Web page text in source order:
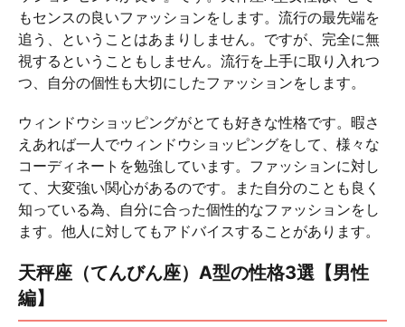
もセンスの良いファッションをします。流行の最先端を
追う、ということはあまりしません。ですが、完全に無
視するということもしません。流行を上手に取り入れつ
つ、自分の個性も大切にしたファッションをします。
ウィンドウショッピングがとても好きな性格です。暇さ
えあれば一人でウィンドウショッピングをして、様々な
コーディネートを勉強しています。ファッションに対し
て、大変強い関心があるのです。また自分のことも良く
知っている為、自分に合った個性的なファッションをし
ます。他人に対してもアドバイスすることがあります。
天秤座（てんびん座）A型の性格3選【男性
編】